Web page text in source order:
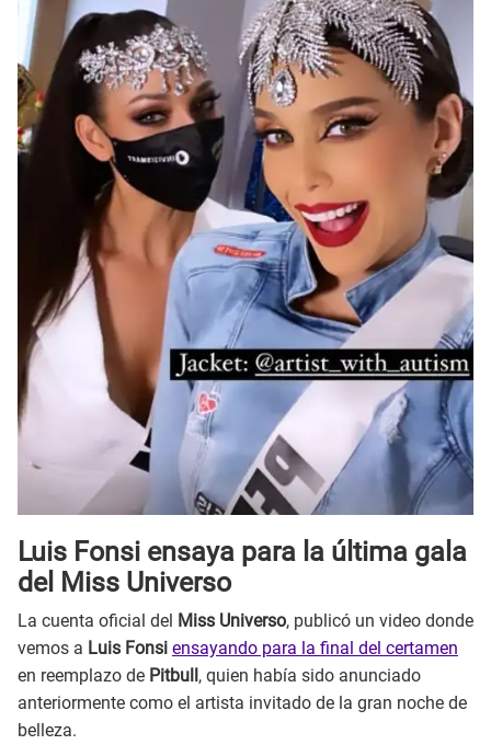
Luis Fonsi ensaya para la última gala
del Miss Universo
La cuenta oficial del Miss Universo, publicó un video donde
vemos a Luis Fonsi ensayando para la final del certamen
en reemplazo de Pitbull, quien había sido anunciado
anteriormente como el artista invitado de la gran noche de
belleza.